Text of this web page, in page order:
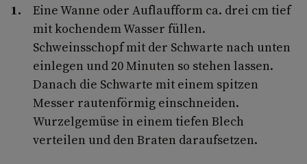
Eine Wanne oder Auflaufform ca. drei cm tief
mit kochendem Wasser füllen.
Schweinsschopf mit der Schwarte nach unten
einlegen und 20 Minuten so stehen lassen.
Danach die Schwarte mit einem spitzen
Messer rautenförmig einschneiden.
Wurzelgemüse in einem tiefen Blech
verteilen und den Braten daraufsetzen.